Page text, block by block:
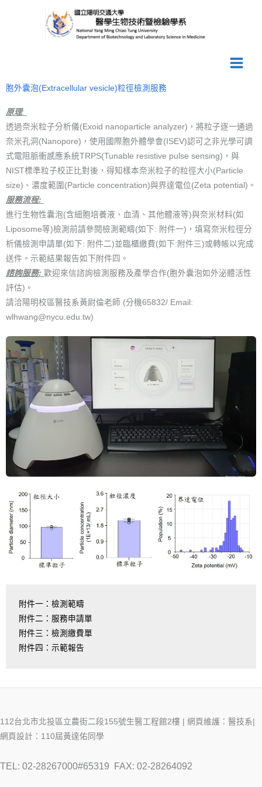
胞外囊泡(Extracellular vesicle)粒徑檢測服務
原理:
透過奈米粒子分析儀(Exoid nanoparticle analyzer)，將粒子逐一通過
奈米孔洞(Nanopore)，使用國際胞外體學會(ISEV)認可之非光學可調
式電阻脈衝感應系統TRPS(Tunable resistive pulse sensing)，與
NIST標準粒子校正比對後，得知樣本奈米粒子的粒徑大小(Particle
size)、濃度範圍(Particle concentration)與界達電位(Zeta potential)。
服務流程:
進行生物性囊泡(含細胞培養液、血清、其他體液等)與奈米材料(如
Liposome等)檢測前請參閱檢測範疇(如下: 附件一)，填寫奈米粒徑分
析儀檢測申請單(如下: 附件二)並臨櫃繳費(如下:附件三)或轉帳以完成
送件。示範結果報告如下附件四。
諮詢服務: 歡迎來信諮詢檢測服務及產學合作(胞外囊泡如外泌體活性
評估)。
請洽陽明校區醫技系黃尉倫老師 (分機65832/ Email:
wlhwang@nycu.edu.tw)
附件一：檢測範疇
附件二：服務申請單
附件三：檢測繳費單
附件四：示範報告
112台北市北投區立農街二段155號生醫工程館2樓 | 網頁維護：醫技系|
網頁設計：110屆黃達佑同學
TEL: 02-28267000#65319 FAX: 02-28264092